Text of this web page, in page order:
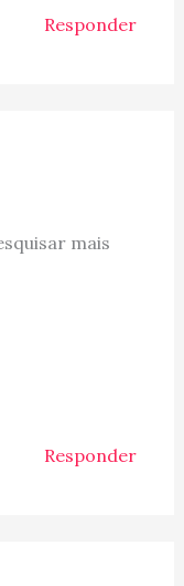
Responder
mais
Responder